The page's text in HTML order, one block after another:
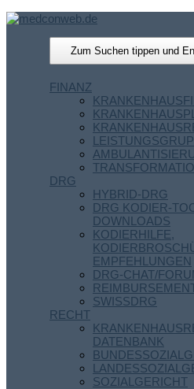
FINANZ
DRG
HYBRID-DRG
DRG KODIER-
DOWNLOADS
KODIERHILFE,
EMPFEHLUNGEN
DRG-CHAT/
SWISSDRG
RECHT
DATENBANK
SOZIALGERICHT